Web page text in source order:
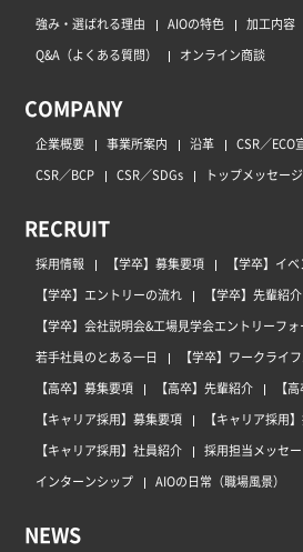
強み・選ばれる理由 AIOの特色 加工内容
Q&A（よくある質問）
オンライン商談
COMPANY
企業概要 事業所案内 沿革 CSR／ECO
CSR／BCP
CSR／SDGs トップメッセージ
RECRUIT
採用情報 【学卒】募集要項
【学卒】イ
【学卒】エントリーの流れ
【学卒】先輩紹介
【学卒】会社説明会&工場見学会エントリーフォ
若手社員のとある一日
【学卒】ワークライ
【高卒】募集要項
【高卒】先輩紹介
【
【キャリア採用】募集要項
【キャリア採用
【キャリア採用】社員紹介
採用担当メッセ
インターンシップ
AIOの日常（職場風景）
NEWS